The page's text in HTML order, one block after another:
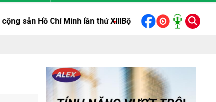
Chí Minh lần thứ XIIIBộ trưởng Trịnh Việt Hùng gửi Thư